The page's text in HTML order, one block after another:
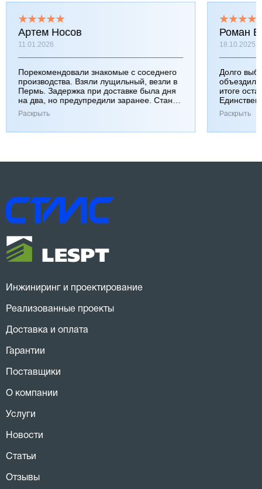
Артем Носов
11.01.2026
Порекомендовали знакомые с соседнего
производства. Взяли лущильный, везли в
Пермь. Задержка при доставке была дня
на два, но предупредили заранее. Станок
работает хорошо, к качеству вопросов нет.
Раскрыть
Роман
18.10.2025
Долго
итоге
Раскрыть
Инжиниринг и проектирование
Реализованные проекты
Доставка и оплата
Гарантии
Поставщики
О компании
Услуги
Новости
Статьи
Отзывы